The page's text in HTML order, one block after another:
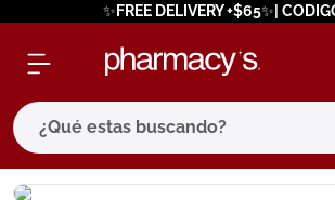
✨FREE DELIVERY +$65✨|
¿Qué estas buscando?
términos más buscados